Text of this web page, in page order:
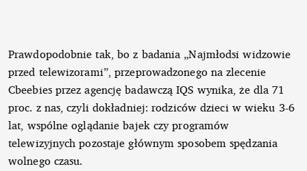
Prawdopodobnie tak, bo z badania „Najmłodsi widzowie
przed telewizorami”, przeprowadzonego na zlecenie
Cbeebies przez agencję badawczą IQS wynika, że dla 71
proc. z nas, czyli dokładniej: rodziców dzieci w wieku 3-6
lat, wspólne oglądanie bajek czy programów
telewizyjnych pozostaje głównym sposobem spędzania
wolnego czasu.